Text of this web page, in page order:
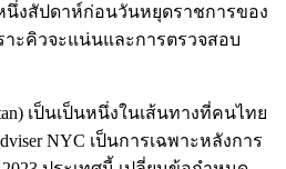
นึ่งสัปดาห์ก่อนวันหยุดราชการของ
ะคิวจะแน่นและการตรวจสอบ
เป็นเป็นหนึ่งในเส้นทางที่คนไทย
NYC เป็นการเฉพาะหลังการ